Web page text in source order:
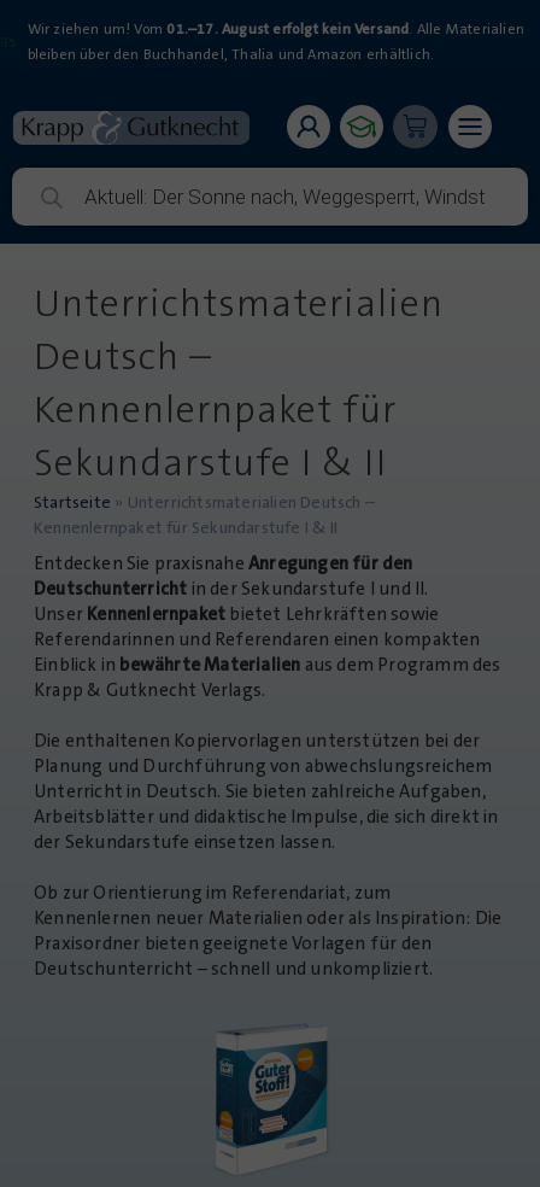
Wir ziehen um! Vom 01.–17. August erfolgt kein Versand. Alle Materialien
bleiben über den Buchhandel, Thalia und Amazon erhältlich.
Unterrichtsmaterialien
Deutsch –
Kennenlernpaket für
Sekundarstufe I & II
Startseite » Unterrichtsmaterialien Deutsch –
Kennenlernpaket für Sekundarstufe I & II
Entdecken Sie praxisnahe Anregungen für den
Deutschunterricht in der Sekundarstufe I und II.
Unser Kennenlernpaket bietet Lehrkräften sowie
Referendarinnen und Referendaren einen kompakten
Einblick in bewährte Materialien aus dem Programm des
Krapp & Gutknecht Verlags.
Die enthaltenen Kopiervorlagen unterstützen bei der
Planung und Durchführung von abwechslungsreichem
Unterricht in Deutsch. Sie bieten zahlreiche Aufgaben,
Arbeitsblätter und didaktische Impulse, die sich direkt in
der Sekundarstufe einsetzen lassen.
Ob zur Orientierung im Referendariat, zum
Kennenlernen neuer Materialien oder als Inspiration: Die
Praxisordner bieten geeignete Vorlagen für den
Deutschunterricht – schnell und unkompliziert.